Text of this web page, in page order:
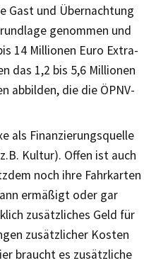
Gast und Übernachtung
genommen und
14 Millionen Euro Extra-
das 1,2 bis 5,6 Millionen
abbilden, die die ÖPNV-
als Finanzierungsquelle
Kultur). Offen ist auch
noch ihre Fahrkarten
ermäßigt oder gar
zusätzliches Geld für
zusätzlicher Kosten
braucht es zusätzliche